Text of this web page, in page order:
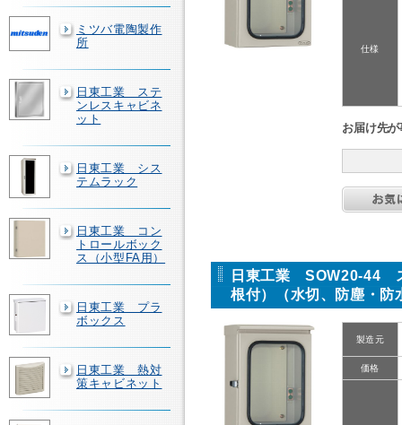
ミツバ電陶製作
所
日東工業 ステ
ンレスキャビネ
ット
日東工業 シス
テムラック
日東工業 コン
トロールボック
ス（小型FA用）
日東工業 プラ
ボックス
日東工業 熱対
策キャビネット
仕様
お届け先
日東工業 SOW20-44
根付）（水切、防塵・防
製造元
価格